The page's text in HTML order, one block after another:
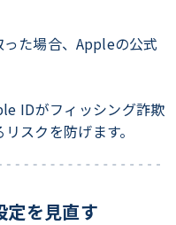
た場合、Appleの公式
IDがフィッシング詐欺
スクを防げます。
定を見直す